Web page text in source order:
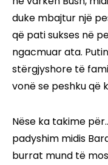
duke mbajtur një
që pati sukses në
ngacmuar ata.
stërgjyshore të
vonë se peshku që
Nëse ka takime
padyshim midis
burrat mund të